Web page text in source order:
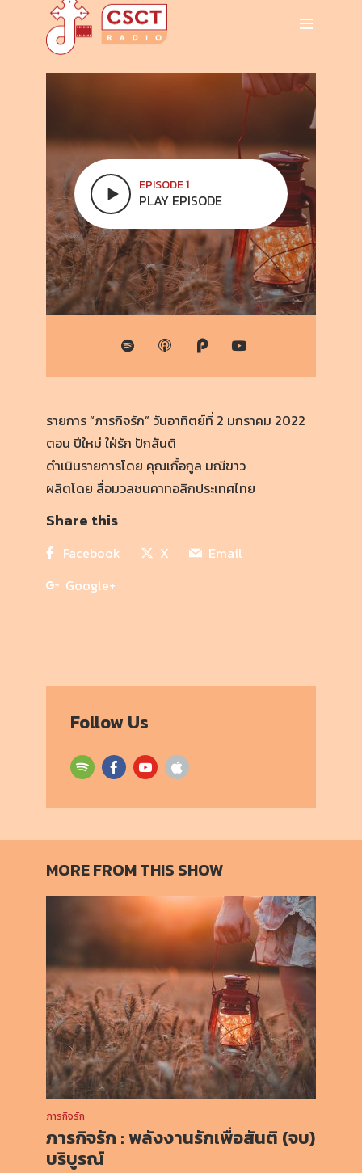
EPISODE 1
PLAY EPISODE
รายการ “ภารกิจรัก” วันอาทิตย์ที่ 2 มกราคม 2022
ตอน ปีใหม่ ใฝ่รัก ปักสันติ
ดำเนินรายการโดย คุณเกื้อกูล มณีขาว
ผลิตโดย สื่อมวลชนคาทอลิกประเทศไทย
Share this
Facebook X
Email
Google+
Follow Us
MORE FROM THIS SHOW
ภารกิจรัก
ภารกิจรัก : พลังงานรักเพื่อสันติ (จบ)
บริบูรณ์